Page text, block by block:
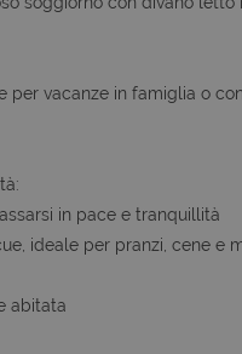
per vacanze in famiglia o
in pace e tranquillità
ideale per pranzi, cene e
abitata